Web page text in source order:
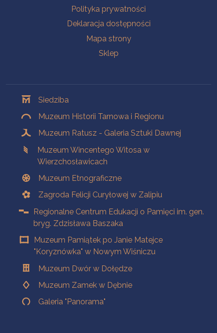
Polityka prywatności
Deklaracja dostępności
Mapa strony
Sklep
Siedziba
Muzeum Historii Tarnowa i Regionu
Muzeum Ratusz - Galeria Sztuki Dawnej
Muzeum Wincentego Witosa w
Wierzchosławicach
Muzeum Etnograficzne
Zagroda Felicji Curyłowej w Zalipiu
Regionalne Centrum Edukacji o Pamięci im. gen.
bryg. Zdzisława Baszaka
Muzeum Pamiątek po Janie Matejce
"Koryznówka" w Nowym Wiśniczu
Muzeum Dwór w Dołędze
Muzeum Zamek w Dębnie
Galeria "Panorama"